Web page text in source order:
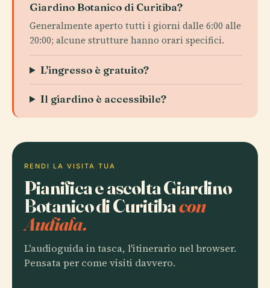
Giardino Botanico di Curitiba?
Generalmente aperto tutti i giorni dalle 6:00 alle
20:00; alcune strutture hanno orari specifici.
L'ingresso è gratuito?
Il giardino è accessibile?
RENDI LA VISITA TUA
Pianifica e ascolta Giardino
Botanico di Curitibacon
Audiala.
L'audioguida in tasca, l'itinerario nel browser.
Pensata per come visiti davvero.